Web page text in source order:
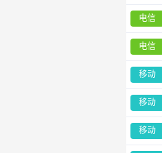
电信
电信
移动
移动
移动